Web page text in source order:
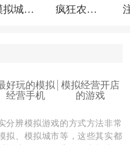
时会方便不少。
模拟城市我是巿长联机版 疯狂农场3美国派19
好玩的模拟
经营手机
模拟经营开店
的游戏
分辨模拟游戏的方式方法非常
拟、模拟城市等，这些其实都